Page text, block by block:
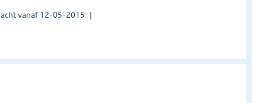
vanaf 12-05-2015